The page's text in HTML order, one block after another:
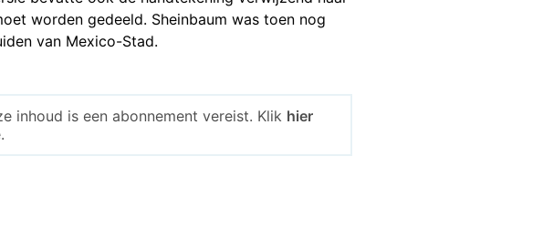
worden gedeeld. Sheinbaum was toen nog
van Mexico-Stad.
inhoud is een abonnement vereist. Klik hier